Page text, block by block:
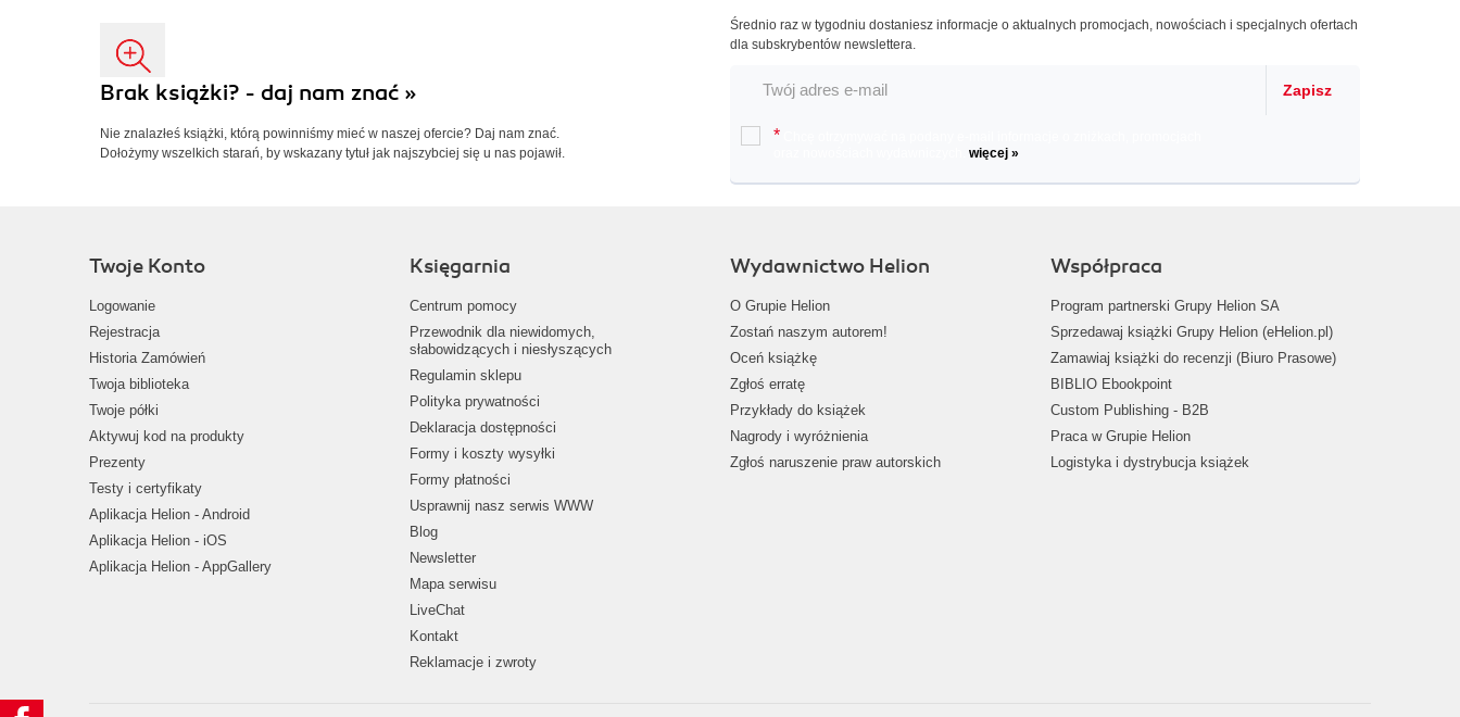
Brak książki? - daj nam znać »
Nie znalazłeś książki, którą powinniśmy mieć w naszej ofercie? Daj nam znać.
Dołożymy wszelkich starań, by wskazany tytuł jak najszybciej się u nas pojawił.
Średnio raz w tygodniu dostaniesz informacje o aktualnych promocjach, nowościach i specjalnych ofertach
dla subskrybentów newslettera.
Zapisz
*
więcej »
Twoje Konto
Logowanie
Rejestracja
Historia Zamówień
Twoja biblioteka
Twoje półki
Aktywuj kod na produkty
Prezenty
Testy i certyfikaty
Aplikacja Helion - Android
Aplikacja Helion - iOS
Aplikacja Helion - AppGallery
Księgarnia
Centrum pomocy
Przewodnik dla niewidomych,
słabowidzących i niesłyszących
Regulamin sklepu
Polityka prywatności
Deklaracja dostępności
Formy i koszty wysyłki
Formy płatności
Usprawnij nasz serwis WWW
Blog
Newsletter
Mapa serwisu
LiveChat
Kontakt
Reklamacje i zwroty
Wydawnictwo Helion
O Grupie Helion
Zostań naszym autorem!
Oceń książkę
Zgłoś erratę
Przykłady do książek
Nagrody i wyróżnienia
Zgłoś naruszenie praw autorskich
Współpraca
Program partnerski Grupy Helion SA
Sprzedawaj książki Grupy Helion (eHelion.pl)
Zamawiaj książki do recenzji (Biuro Prasowe)
BIBLIO Ebookpoint
Custom Publishing - B2B
Praca w Grupie Helion
Logistyka i dystrybucja książek